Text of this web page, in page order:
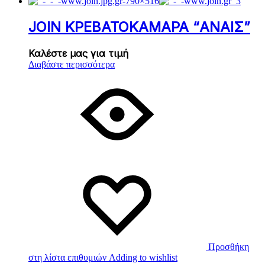
JOIN ΚΡΕΒΑΤΟΚΑΜΑΡΑ “ΑΝΑΙΣ”
Καλέστε μας για τιμή
Διαβάστε περισσότερα
Προσθήκη
στη λίστα επιθυμιών Adding to wishlist